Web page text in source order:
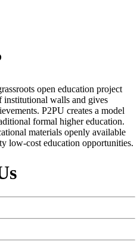
open education project
institutional walls and gives
P2PU creates a model
formal higher education.
materials openly available
low-cost education opportunities.